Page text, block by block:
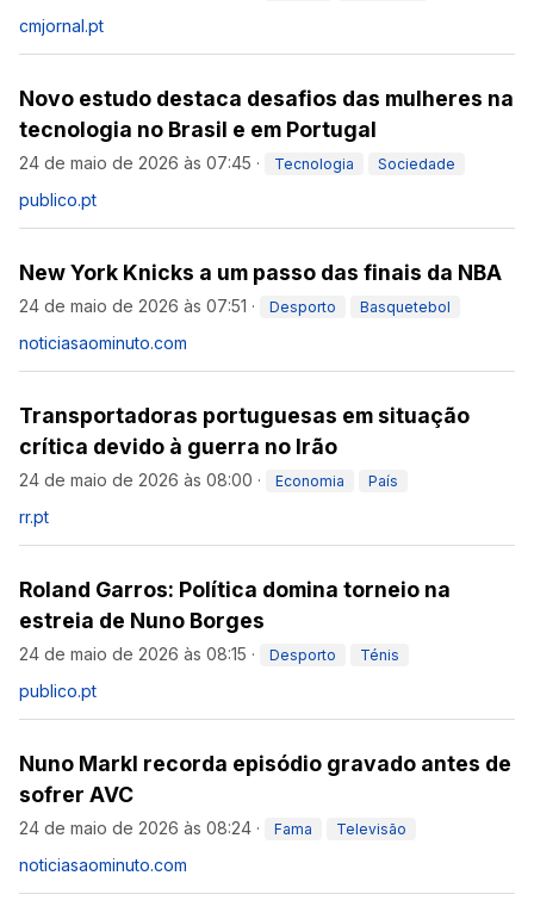
cmjornal.pt
Novo estudo destaca desafios das mulheres na
tecnologia no Brasil e em Portugal
24 de maio de 2026 às 07:45 · Tecnologia Sociedade
publico.pt
New York Knicks a um passo das finais da NBA
24 de maio de 2026 às 07:51 · Desporto Basquetebol
noticiasaominuto.com
Transportadoras portuguesas em situação
crítica devido à guerra no Irão
24 de maio de 2026 às 08:00 · Economia País
rr.pt
Roland Garros: Política domina torneio na
estreia de Nuno Borges
24 de maio de 2026 às 08:15 · Desporto Ténis
publico.pt
Nuno Markl recorda episódio gravado antes de
sofrer AVC
24 de maio de 2026 às 08:24 · Fama Televisão
noticiasaominuto.com